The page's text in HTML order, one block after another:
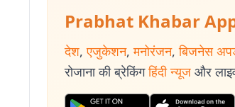
Prabhat Khabar
देश, एजुकेशन, मनोरंजन, बिजनेस
रोजाना की ब्रेकिंग हिंदी न्यूज और